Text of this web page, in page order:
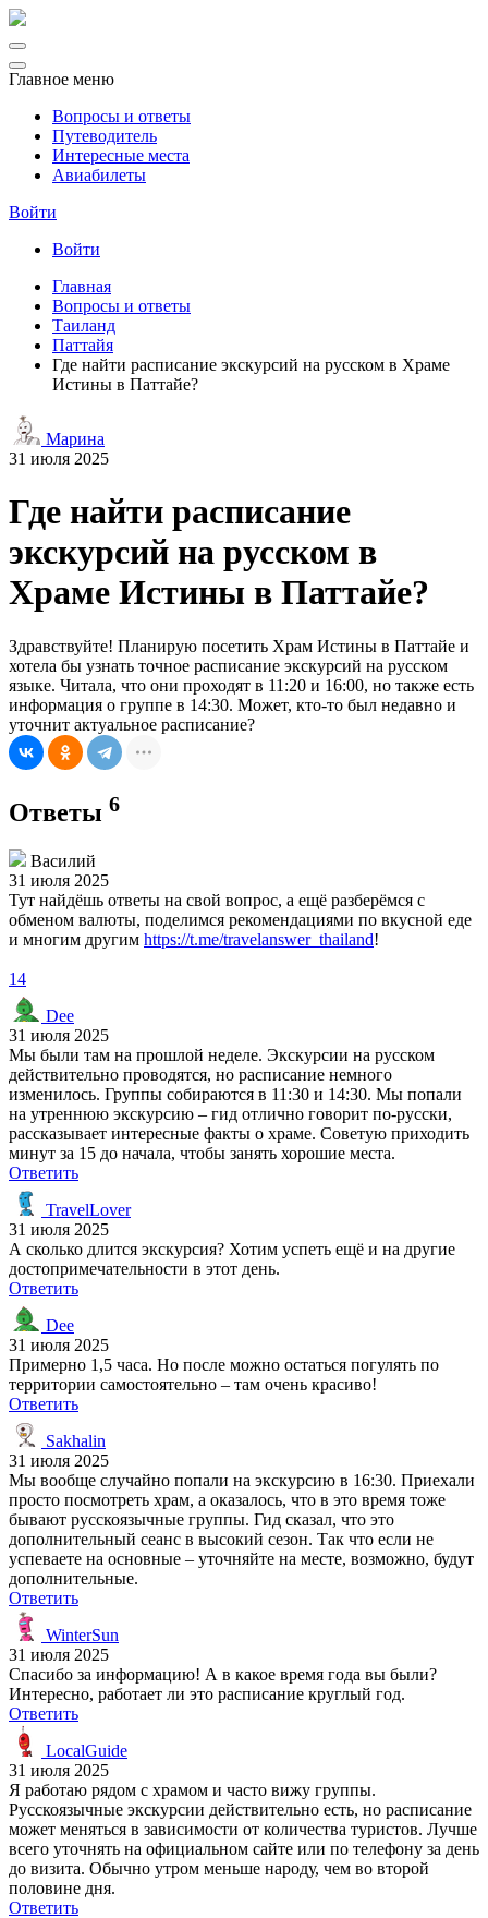
Главное меню
Вопросы и ответы
Путеводитель
Интересные места
Авиабилеты
Войти
Войти
Главная
Вопросы и ответы
Таиланд
Паттайя
Где найти расписание экскурсий на русском в Храме
Истины в Паттайе?
Марина
31 июля 2025
Где найти расписание
экскурсий на русском в
Храме Истины в Паттайе?
Здравствуйте! Планирую посетить Храм Истины в Паттайе и
хотела бы узнать точное расписание экскурсий на русском
языке. Читала, что они проходят в 11:20 и 16:00, но также есть
информация о группе в 14:30. Может, кто-то был недавно и
уточнит актуальное расписание?
Ответы 6
Василий
31 июля 2025
Тут найдёшь ответы на свой вопрос, а ещё разберёмся с
обменом валюты, поделимся рекомендациями по вкусной еде
и многим другим https://t.me/travelanswer_thailand!
14
Dee
31 июля 2025
Мы были там на прошлой неделе. Экскурсии на русском
действительно проводятся, но расписание немного
изменилось. Группы собираются в 11:30 и 14:30. Мы попали
на утреннюю экскурсию – гид отлично говорит по-русски,
рассказывает интересные факты о храме. Советую приходить
минут за 15 до начала, чтобы занять хорошие места.
Ответить
TravelLover
31 июля 2025
А сколько длится экскурсия? Хотим успеть ещё и на другие
достопримечательности в этот день.
Ответить
Dee
31 июля 2025
Примерно 1,5 часа. Но после можно остаться погулять по
территории самостоятельно – там очень красиво!
Ответить
Sakhalin
31 июля 2025
Мы вообще случайно попали на экскурсию в 16:30. Приехали
просто посмотреть храм, а оказалось, что в это время тоже
бывают русскоязычные группы. Гид сказал, что это
дополнительный сеанс в высокий сезон. Так что если не
успеваете на основные – уточняйте на месте, возможно, будут
дополнительные.
Ответить
WinterSun
31 июля 2025
Спасибо за информацию! А в какое время года вы были?
Интересно, работает ли это расписание круглый год.
Ответить
LocalGuide
31 июля 2025
Я работаю рядом с храмом и часто вижу группы.
Русскоязычные экскурсии действительно есть, но расписание
может меняться в зависимости от количества туристов. Лучше
всего уточнять на официальном сайте или по телефону за день
до визита. Обычно утром меньше народу, чем во второй
половине дня.
Ответить